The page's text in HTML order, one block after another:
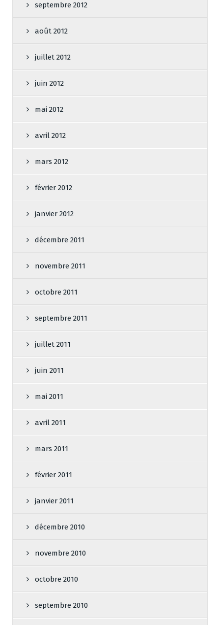
septembre 2012
août 2012
juillet 2012
juin 2012
mai 2012
avril 2012
mars 2012
février 2012
janvier 2012
décembre 2011
novembre 2011
octobre 2011
septembre 2011
juillet 2011
juin 2011
mai 2011
avril 2011
mars 2011
février 2011
janvier 2011
décembre 2010
novembre 2010
octobre 2010
septembre 2010